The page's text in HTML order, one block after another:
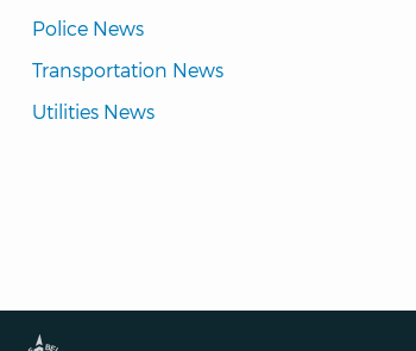
Police News
Transportation News
Utilities News